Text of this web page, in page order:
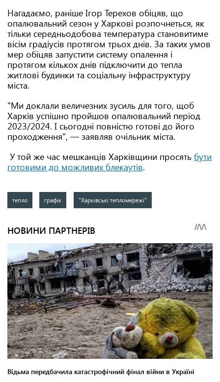
Нагадаємо, раніше Ігор Терехов обіцяв, що
опалювальний сезон у Харкові розпочнеться, як
тільки середньодобова температура становитиме
вісім градіусів протягом трьох днів. За таких умов
мер обіцяв запустити систему опалення і
протягом кількох днів підключити до тепла
житлові будинки та соціальну інфраструктуру
міста.
"Ми доклали величезних зусиль для того, щоб
Харків успішно пройшов опалювальний період
2023/2024. І сьогодні повністю готові до його
проходження", — заявляв очільник міста.
У той же час мешканців Харківщини просять бути
готовими до можливих блекаутів.
тепло графік "Харківські тепломережі"